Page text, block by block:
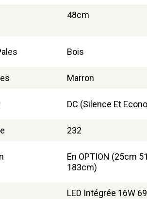
48cm
Bois
Marron
DC (Silence Et
232
En OPTION (25cm
183cm)
LED Intégrée 16W